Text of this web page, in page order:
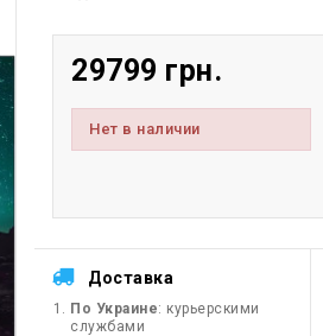
29799 грн.
Нет в наличии
Доставка
По Украине: курьерскими
службами